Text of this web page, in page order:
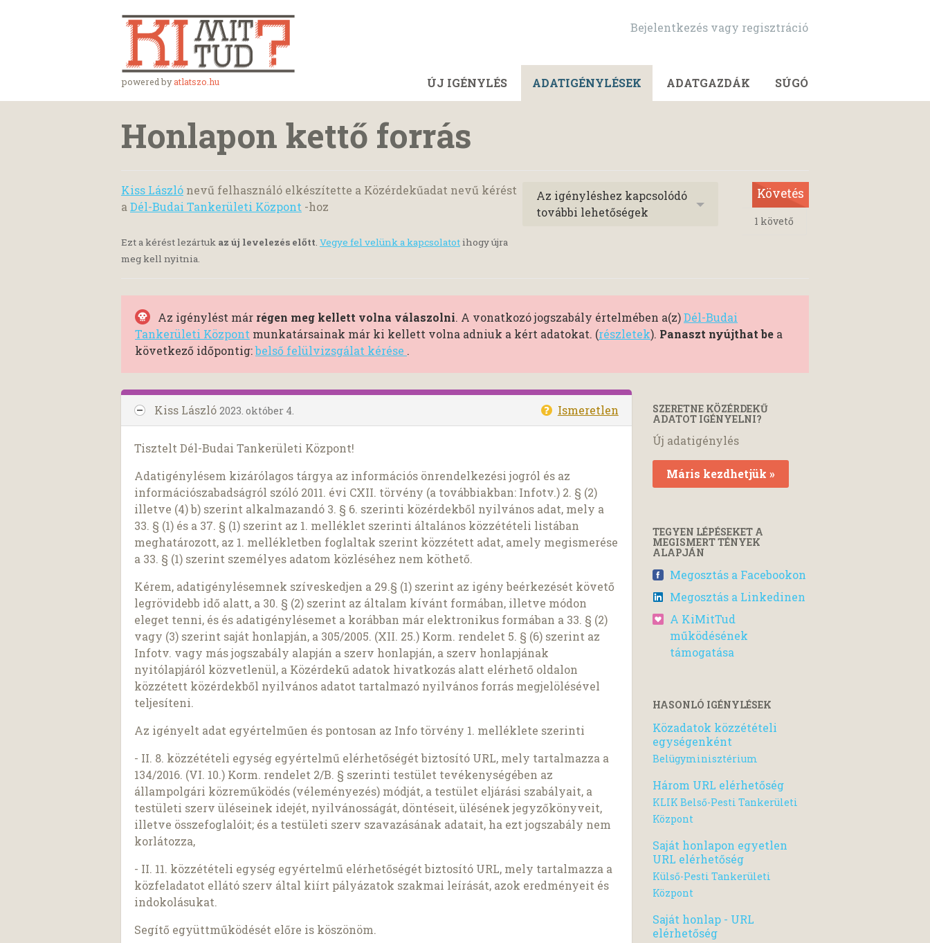
powered byatlatszo.hu
Bejelentkezés vagy regisztráció
ÚJ IGÉNYLÉS ADATIGÉNYLÉSEK ADATGAZDÁK SÚGÓ
Honlapon kettő forrás
Kiss László nevű felhasználó elkészítette a Közérdekűadat nevű kérést
a Dél-Budai Tankerületi Központ -hoz
Ezt a kérést lezártuk az új levelezés előtt. Vegye fel velünk a kapcsolatotihogy újra
meg kell nyitnia.
Az igényléshez kapcsolódó
további lehetőségek
Követés
1 követő
Az igénylést már régen meg kellett volna válaszolni. A vonatkozó jogszabály értelmében a(z)Dél-Budai
Tankerületi Központ munkatársainak már ki kellett volna adniuk a kért adatokat. (részletek). Panaszt nyújthat be a
következő időpontig:belső felülvizsgálat kérése .
Kiss László 2023. október 4. Ismeretlen
Tisztelt Dél-Budai Tankerületi Központ!
Adatigénylésem kizárólagos tárgya az információs önrendelkezési jogról és az
információszabadságról szóló 2011. évi CXII. törvény (a továbbiakban: Infotv.) 2. § (2)
illetve (4) b) szerint alkalmazandó 3. § 6. szerinti közérdekből nyilvános adat, mely a
33. § (1) és a 37. § (1) szerint az 1. melléklet szerinti általános közzétételi listában
meghatározott, az 1. mellékletben foglaltak szerint közzétett adat, amely megismerése
a 33. § (1) szerint személyes adatom közléséhez nem köthető.
Kérem, adatigénylésemnek szíveskedjen a 29.§ (1) szerint az igény beérkezését követő
legrövidebb idő alatt, a 30. § (2) szerint az általam kívánt formában, illetve módon
eleget tenni, és és adatigénylésemet a korábban már elektronikus formában a 33. § (2)
vagy (3) szerint saját honlapján, a 305/2005. (XII. 25.) Korm. rendelet 5. § (6) szerint az
Infotv. vagy más jogszabály alapján a szerv honlapján, a szerv honlapjának
nyitólapjáról közvetlenül, a Közérdekű adatok hivatkozás alatt elérhető oldalon
közzétett közérdekből nyilvános adatot tartalmazó nyilvános forrás megjelölésével
teljesíteni.
Az igényelt adat egyértelműen és pontosan az Info törvény 1. melléklete szerinti
- II. 8. közzétételi egység egyértelmű elérhetőségét biztosító URL, mely tartalmazza a
134/2016. (VI. 10.) Korm. rendelet 2/B. § szerinti testület tevékenységében az
állampolgári közreműködés (véleményezés) módját, a testület eljárási szabályait, a
testületi szerv üléseinek idejét, nyilvánosságát, döntéseit, ülésének jegyzőkönyveit,
illetve összefoglalóit; és a testületi szerv szavazásának adatait, ha ezt jogszabály nem
korlátozza,
- II. 11. közzétételi egység egyértelmű elérhetőségét biztosító URL, mely tartalmazza a
közfeladatot ellátó szerv által kiírt pályázatok szakmai leírását, azok eredményeit és
indokolásukat.
Segítő együttműködését előre is köszönöm.
SZERETNE KÖZÉRDEKŰ
ADATOT IGÉNYELNI?
Új adatigénylés
Máris kezdhetjük »
TEGYEN LÉPÉSEKET A
MEGISMERT TÉNYEK
ALAPJÁN
Megosztás a Facebookon
Megosztás a Linkedinen
A KiMitTud
működésének
támogatása
HASONLÓ IGÉNYLÉSEK
Közadatok közzétételi
egységenként
Belügyminisztérium
Három URL elérhetőség
KLIK Belső-Pesti Tankerületi
Központ
Saját honlapon egyetlen
URL elérhetőség
Külső-Pesti Tankerületi
Központ
Saját honlap - URL
elérhetőség